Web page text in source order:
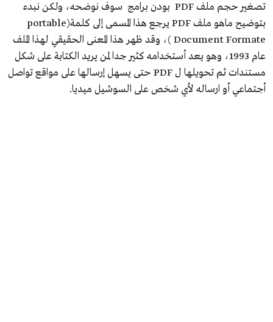
تصغير حجم ملف PDF بودن برامج سوف نوضحه، ولكن نبدء
بتوضيح ماهو ملف PDF يرجع هذا المسمى إلى كلمة(portable
Document Formate )، وقد ظهر هذا المعنى الحقيقي لهذا الملف
عام 1993، وهو يعد أستخدامه كثير جدا لمن يريد الكتابة على شكل
مستندات ثم تحويلها ل PDF حتى يسهل إرسالها على مواقع تواصل
أجتماعي أو ارساله لأي شخص على السوشيل ميديا.